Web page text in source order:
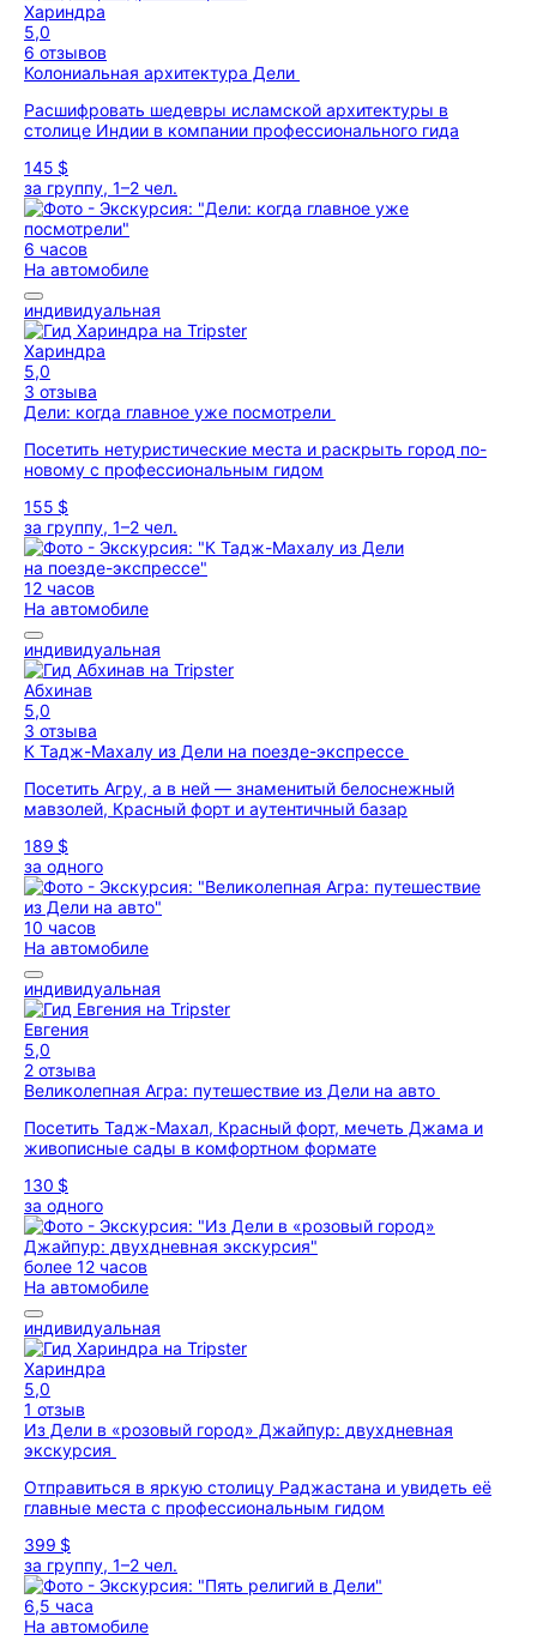
Хариндра
5,0
6 отзывов
Колониальная архитектура Дели
Расшифровать шедевры исламской архитектуры в
столице Индии в компании профессионального гида
145 $
за группу, 1–2 чел.
6 часов
На автомобиле
индивидуальная
Хариндра
5,0
3 отзыва
Дели: когда главное уже посмотрели
Посетить нетуристические места и раскрыть город по-
новому с профессиональным гидом
155 $
за группу, 1–2 чел.
12 часов
На автомобиле
индивидуальная
Абхинав
5,0
3 отзыва
К Тадж-Махалу из Дели на поезде-экспрессе
Посетить Агру, а в ней — знаменитый белоснежный
мавзолей, Красный форт и аутентичный базар
189 $
за одного
10 часов
На автомобиле
индивидуальная
Евгения
5,0
2 отзыва
Великолепная Агра: путешествие из Дели на авто
Посетить Тадж-Махал, Красный форт, мечеть Джама и
живописные сады в комфортном формате
130 $
за одного
более 12 часов
На автомобиле
индивидуальная
Хариндра
5,0
1 отзыв
Из Дели в «розовый город» Джайпур: двухдневная
экскурсия
Отправиться в яркую столицу Раджастана и увидеть её
главные места с профессиональным гидом
399 $
за группу, 1–2 чел.
6,5 часа
На автомобиле